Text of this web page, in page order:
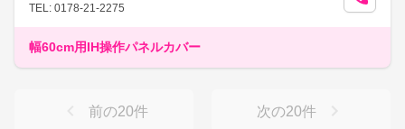
TEL: 0178-21-2275
幅60cm用IH操作パネルカバー
前の20件 次の20件